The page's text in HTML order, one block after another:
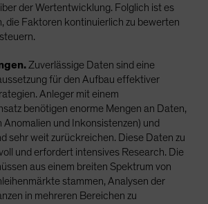
der Wertentwicklung. Folglich ist es
die Faktoren kontinuierlich zu bewerten
Zuverlässige Daten sind eine
für den Aufbau effektiver
Anleger mit einem
benötigen enorme Mengen an Daten,
Anomalien und Inkonsistenzen) und
sehr weit zurückreichen. Diese Daten zu
und erfordert intensives Research. Die
aus einem breiten Spektrum von
stammen, Analysen der
in mehreren Bereichen zu